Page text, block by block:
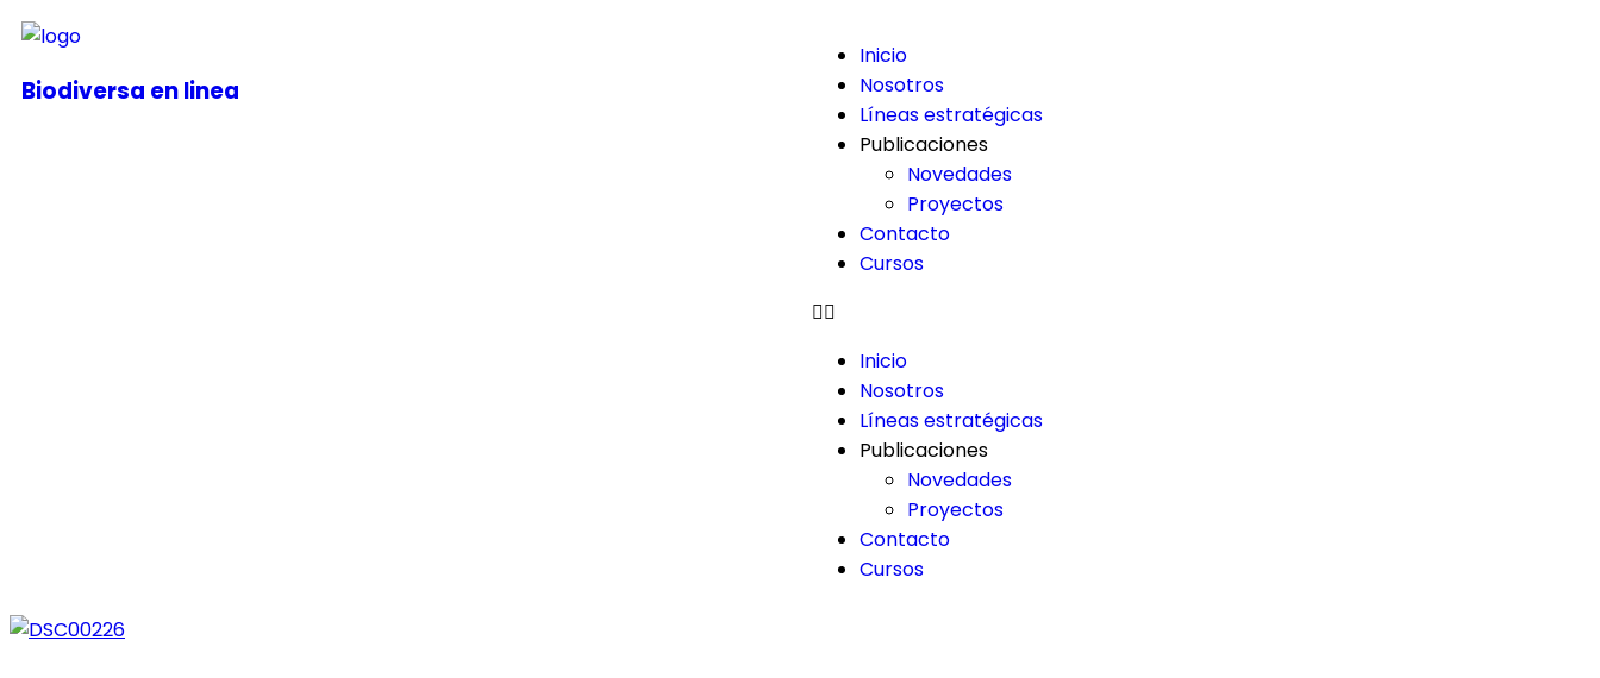
Biodiversa en linea
Inicio
Nosotros
Líneas estratégicas
Publicaciones
Novedades
Proyectos
Contacto
Cursos
Inicio
Nosotros
Líneas estratégicas
Publicaciones
Novedades
Proyectos
Contacto
Cursos